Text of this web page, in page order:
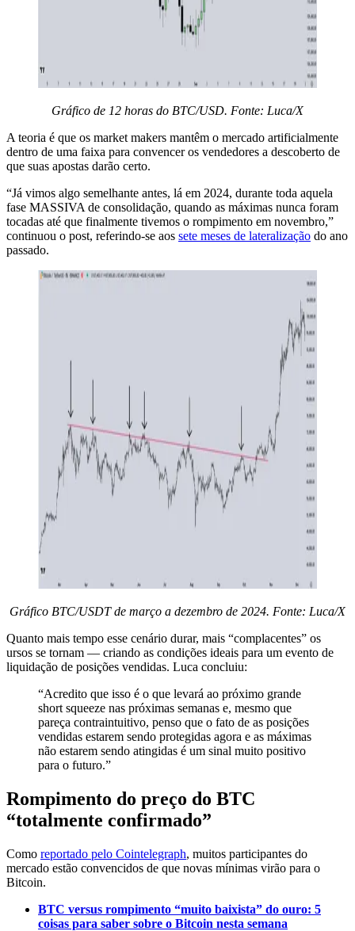
Gráfico de 12 horas do BTC/USD. Fonte: Luca/X
A teoria é que os market makers mantêm o mercado artificialmente
dentro de uma faixa para convencer os vendedores a descoberto de
que suas apostas darão certo.
“Já vimos algo semelhante antes, lá em 2024, durante toda aquela
fase MASSIVA de consolidação, quando as máximas nunca foram
tocadas até que finalmente tivemos o rompimento em novembro,”
continuou o post, referindo-se aos sete meses de lateralização do ano
passado.
Gráfico BTC/USDT de março a dezembro de 2024. Fonte: Luca/X
Quanto mais tempo esse cenário durar, mais “complacentes” os
ursos se tornam — criando as condições ideais para um evento de
liquidação de posições vendidas. Luca concluiu:
“Acredito que isso é o que levará ao próximo grande
short squeeze nas próximas semanas e, mesmo que
pareça contraintuitivo, penso que o fato de as posições
vendidas estarem sendo protegidas agora e as máximas
não estarem sendo atingidas é um sinal muito positivo
para o futuro.”
Rompimento do preço do BTC
“totalmente confirmado”
Como reportado pelo Cointelegraph, muitos participantes do
mercado estão convencidos de que novas mínimas virão para o
Bitcoin.
BTC versus rompimento “muito baixista” do ouro: 5
coisas para saber sobre o Bitcoin nesta semana